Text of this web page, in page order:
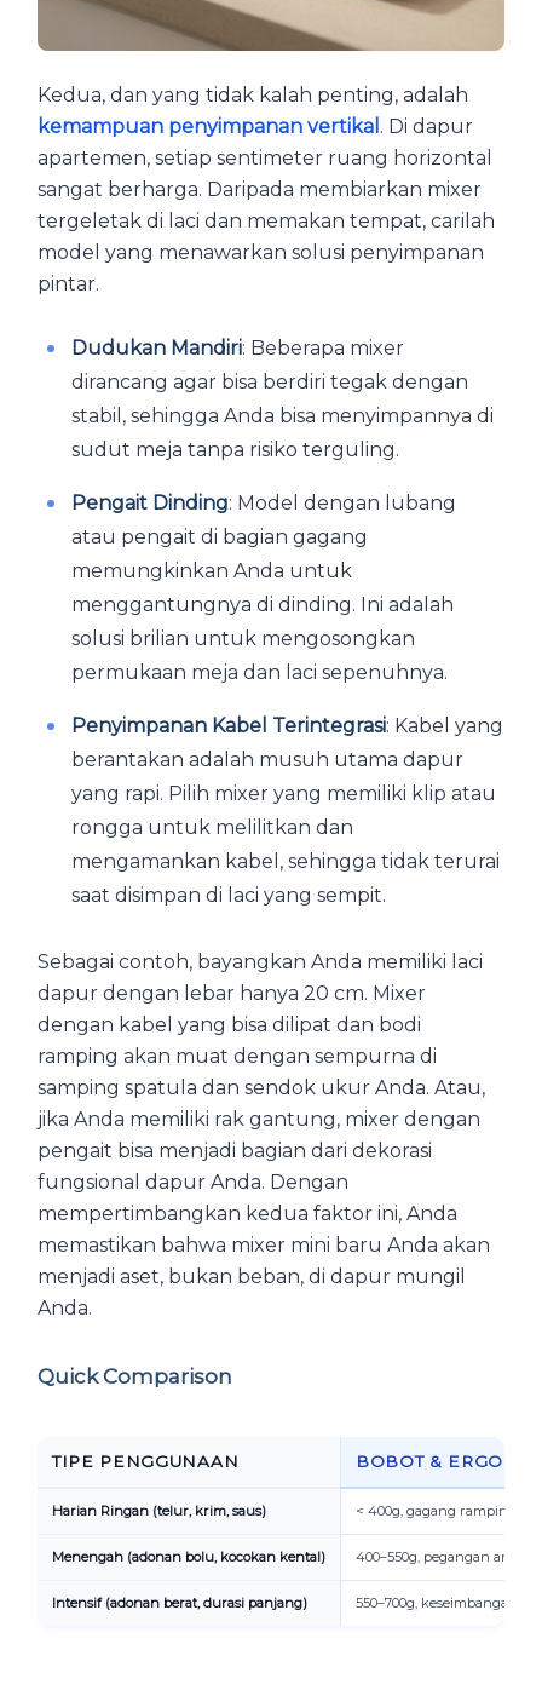
Kedua, dan yang tidak kalah penting, adalah
kemampuan penyimpanan vertikal . Di dapur
apartemen, setiap sentimeter ruang horizontal
sangat berharga. Daripada membiarkan mixer
tergeletak di laci dan memakan tempat, carilah
model yang menawarkan solusi penyimpanan
pintar.
Dudukan Mandiri: Beberapa mixer
dirancang agar bisa berdiri tegak dengan
stabil, sehingga Anda bisa menyimpannya di
sudut meja tanpa risiko terguling.
Pengait Dinding: Model dengan lubang
atau pengait di bagian gagang
memungkinkan Anda untuk
menggantungnya di dinding. Ini adalah
solusi brilian untuk mengosongkan
permukaan meja dan laci sepenuhnya.
Penyimpanan Kabel Terintegrasi: Kabel yang
berantakan adalah musuh utama dapur
yang rapi. Pilih mixer yang memiliki klip atau
rongga untuk melilitkan dan
mengamankan kabel, sehingga tidak terurai
saat disimpan di laci yang sempit.
Sebagai contoh, bayangkan Anda memiliki laci
dapur dengan lebar hanya 20 cm. Mixer
dengan kabel yang bisa dilipat dan bodi
ramping akan muat dengan sempurna di
samping spatula dan sendok ukur Anda. Atau,
jika Anda memiliki rak gantung, mixer dengan
pengait bisa menjadi bagian dari dekorasi
fungsional dapur Anda. Dengan
mempertimbangkan kedua faktor ini, Anda
memastikan bahwa mixer mini baru Anda akan
menjadi aset, bukan beban, di dapur mungil
Anda.
Quick Comparison
TIPE PENGGUNAAN BOBOT &
Harian Ringan (telur, krim, saus) < 400g, gagang ramping
Menengah (adonan bolu, kocokan kental) 400–550g, pegangan anti-
Intensif (adonan berat, durasi panjang) 550–700g, keseimbangan